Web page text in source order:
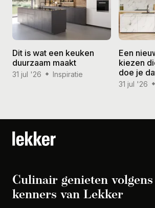
Dit is wat een keuken
duurzaam maakt
31 jul '26 Inspiratie
Een
kiezen
doe je
31 jul '26
Culinair genieten
kenners van Lekker